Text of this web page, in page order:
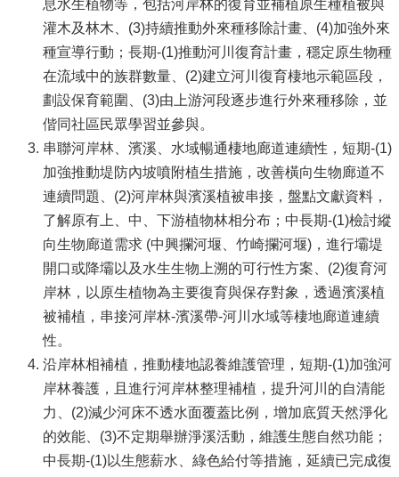
息水生植物等，包括河岸林的復育並補植原生種植被與
灌木及林木、(3)持續推動外來種移除計畫、(4)加強外來
種宣導行動；長期-(1)推動河川復育計畫，穩定原生物種
在流域中的族群數量、(2)建立河川復育棲地示範區段，
劃設保育範圍、(3)由上游河段逐步進行外來種移除，並
偕同社區民眾學習並參與。
串聯河岸林、濱溪、水域暢通棲地廊道連續性，短期-(1)
加強推動堤防內坡噴附植生措施，改善橫向生物廊道不
連續問題、(2)河岸林與濱溪植被串接，盤點文獻資料，
了解原有上、中、下游植物林相分布；中長期-(1)檢討縱
向生物廊道需求 (中興攔河堰、竹崎攔河堰)，進行壩堤
開口或降壩以及水生生物上溯的可行性方案、(2)復育河
岸林，以原生植物為主要復育與保存對象，透過濱溪植
被補植，串接河岸林-濱溪帶-河川水域等棲地廊道連續
性。
沿岸林相補植，推動棲地認養維護管理，短期-(1)加強河
岸林養護，且進行河岸林整理補植，提升河川的自清能
力、(2)減少河床不透水面覆蓋比例，增加底質天然淨化
的效能、(3)不定期舉辦淨溪活動，維護生態自然功能；
中長期-(1)以生態薪水、綠色給付等措施，延續已完成復